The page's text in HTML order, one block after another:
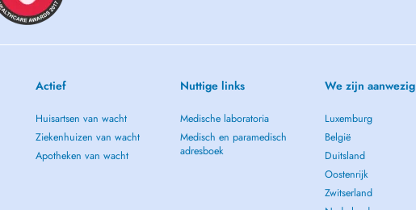
Actief
Huisartsen van wacht
Ziekenhuizen van wacht
Apotheken van wacht
Nuttige links
Medische laboratoria
Medisch en paramedisch
adresboek
We zijn aanwezig
Luxemburg
België
Duitsland
Oostenrijk
Zwitserland